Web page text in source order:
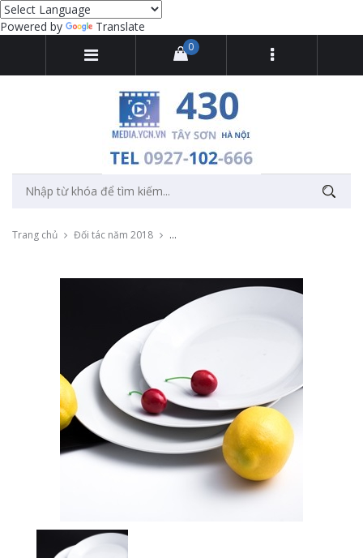
Powered by Translate
0
Trang chủ Đối tác năm 2018 Chụp ảnh sản phẩm bộ ấm trà và đĩa